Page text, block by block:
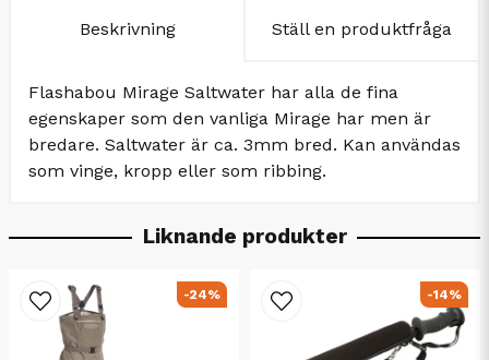
Beskrivning Ställ en produktfråga
Flashabou Mirage Saltwater har alla de fina
egenskaper som den vanliga Mirage har men är
bredare. Saltwater är ca. 3mm bred. Kan användas
som vinge, kropp eller som ribbing.
Liknande produkter
-24% -14%